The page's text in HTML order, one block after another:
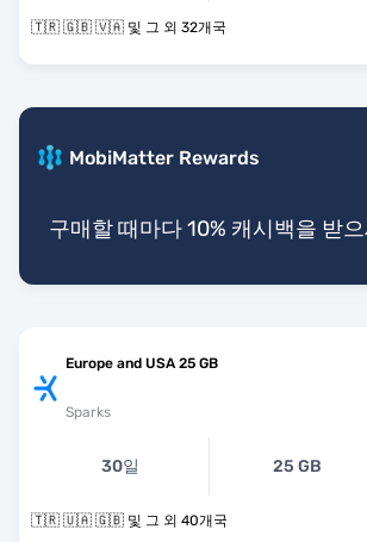
🇹🇷 🇬🇧 🇻🇦 및 그 외 32개국
MobiMatter Rewards
구매할 때마다 10% 캐시백을 받
Europe and USA 25 GB
Sparks
30일 25 GB
🇹🇷 🇺🇦 🇬🇧 및 그 외 40개국